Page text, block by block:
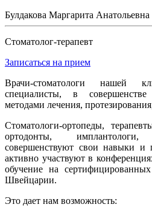
Булдакова Маргарита Анатольевна
Стоматолог-терапевт
Записаться на прием
Врачи-стоматологи нашей
специалисты, в
методами лечения,
Стоматологи-ортопеды,
ортодонты,
совершенствуют свои навыки
активно участвуют в
обучение на
Швейцарии.
Это дает нам возможность: